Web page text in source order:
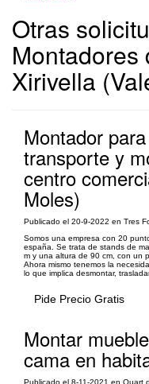
Otras
Montadores
Xirivella
Montador
transporte y
centro
Moles)
Publicado el 20-9-2022 en Tres
Somos una empresa con 20
españa. Se trata de stands de
m y una altura de 90 cm, con un
Ahora mismo tenemos la
lo que implica desmontar,
Pide Precio Gratis
Montar
cama en
Publicado el 8-11-2021 en Quart